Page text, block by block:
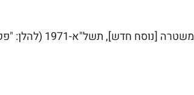
1971 (להלן: "פקודת המשטרה") ו